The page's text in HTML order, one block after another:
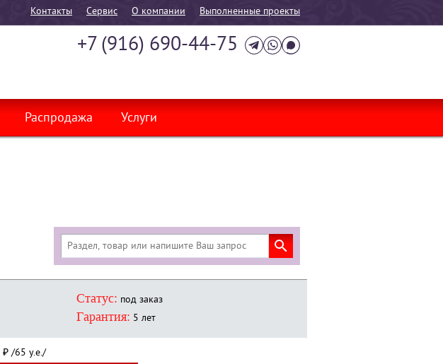
Контакты Cервис О компании Выполненные проекты
+7 (916) 690-44-75
Распродажа Услуги
Статус: под заказ
Гарантия: 5 лет
₽ /65 у.е./